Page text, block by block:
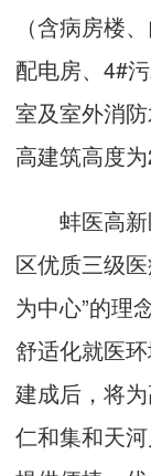
（含病房楼
配电房、4#
室及室外消
高建筑高度为
蚌医高新
区优质三级
为中心”的理
舒适化就医
建成后，将
仁和集和天